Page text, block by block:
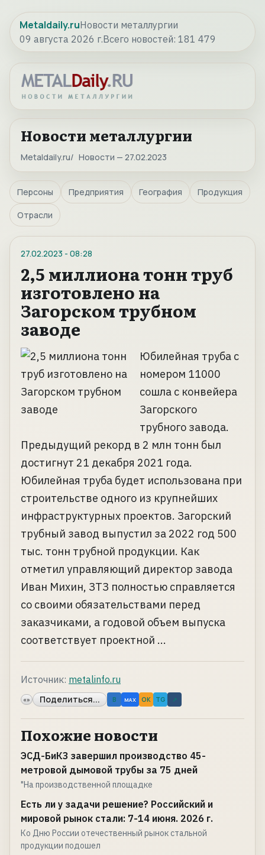
Metaldaily.ruНовости металлургии
09 августа 2026 г.Всего новостей: 181 479
Новости металлургии
Metaldaily.ru Новости — 27.02.2023
Персоны Предприятия География Продукция
Отрасли
27.02.2023 - 08:28
2,5 миллиона тонн труб
изготовлено на
Загорском трубном
заводе
Юбилейная труба с
номером 11000
сошла с конвейера
Загорского
трубного завода.
Предыдущий рекорд в 2 млн тонн был
достигнут 21 декабря 2021 года.
Юбилейная труба будет использована при
строительстве одного из крупнейших
инфраструктурных проектов. Загорский
трубный завод выпустил за 2022 год 500
тыс. тонн трубной продукции. Как
отметил управляющий директор завода
Иван Михин, ЗТЗ полностью справляется
со своими обязательствами перед
заказчиками, а годовой объем выпуска
соответствует проектной ...
Источник: metalinfo.ru
«» Поделиться... B MAX OK TG ↗
Похожие новости
ЭСД-БиКЗ завершил производство 45-
метровой дымовой трубы за 75 дней
"На производственной площадке
Есть ли у задачи решение? Российский и
мировой рынок стали: 7-14 июня. 2026 г.
Ко Дню России отечественный рынок стальной
продукции подошел